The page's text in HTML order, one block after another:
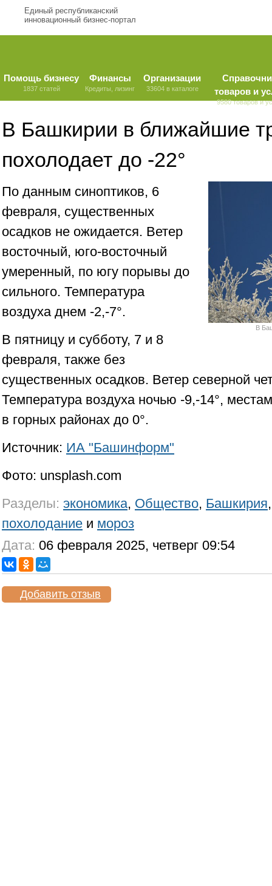
Единый республиканский
инновационный бизнес-портал
Помощь бизнесу
1837 статей
Финансы
Кредиты, лизинг
Организации
33604 в каталоге
товаров и
9580 товаров и
В Башкирии в ближайшие
похолодает до -22°
В
По данным синоптиков, 6
февраля, существенных
осадков не ожидается. Ветер
восточный, юго-восточный
умеренный, по югу порывы до
сильного. Температура
воздуха днем -2,-7°.
В пятницу и субботу, 7 и 8
февраля, также без
существенных осадков. Ветер северной
Температура воздуха ночью -9,-14°,
в горных районах до 0°.
Источник: ИА "Башинформ"
Фото: unsplash.com
Разделы: экономика, Общество, Башкирия
похолодание и мороз
Дата: 06 февраля 2025, четверг 09:54
Добавить отзыв